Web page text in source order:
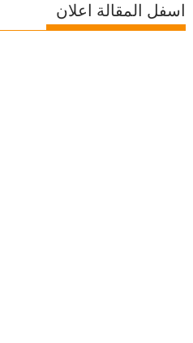
اسفل المقالة اعلان